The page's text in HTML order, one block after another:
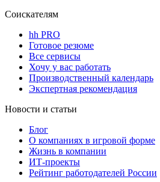
Соискателям
hh PRO
Готовое резюме
Все сервисы
Хочу у вас работать
Производственный календарь
Экспертная рекомендация
Новости и статьи
Блог
О компаниях в игровой форме
Жизнь в компании
ИТ-проекты
Рейтинг работодателей России